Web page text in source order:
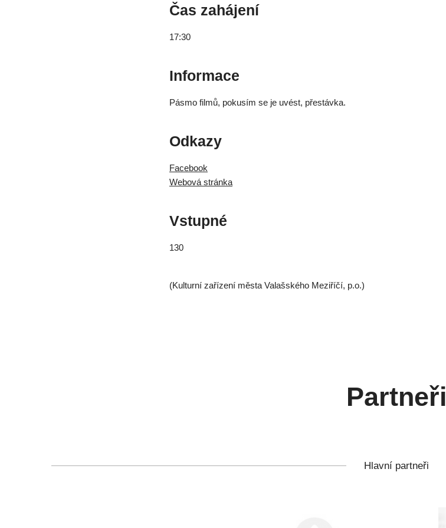
Čas zahájení
17:30
Informace
Pásmo filmů, pokusím se je uvést, přestávka.
Odkazy
Facebook
Webová stránka
Vstupné
130
(Kulturní zařízení města Valašského Meziříčí, p.o.)
Partneři